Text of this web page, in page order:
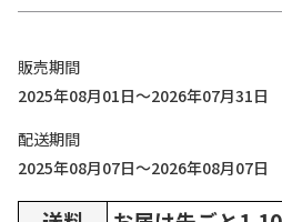
販売期間
2025年08月01日～2026年07月31日
配送期間
2025年08月07日～2026年08月07日